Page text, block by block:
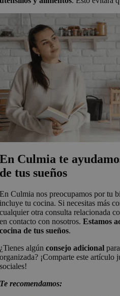
En Culmia te
de tus sueños
En Culmia nos preocupamos por tu
incluye tu cocina. Si necesitas más
cualquier otra consulta relacionada
en contacto con nosotros.Estamos
cocina de tus sueños.
¿Tienes algún consejo adicional
organizada? ¡Comparte este artículo
sociales!
Te recomendamos: